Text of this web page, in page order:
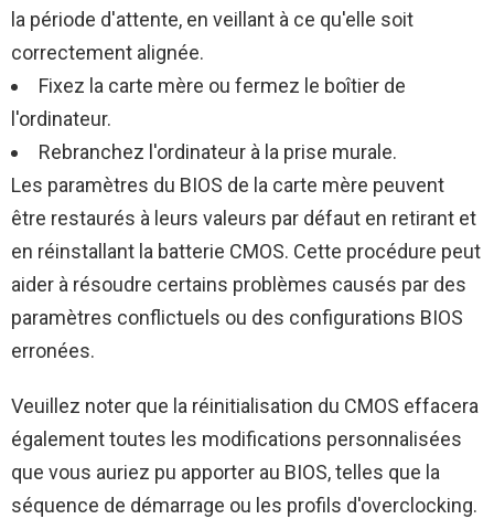
la période d'attente, en veillant à ce qu'elle soit
correctement alignée.
Fixez la carte mère ou fermez le boîtier de
l'ordinateur.
Rebranchez l'ordinateur à la prise murale.
Les paramètres du BIOS de la carte mère peuvent
être restaurés à leurs valeurs par défaut en retirant et
en réinstallant la batterie CMOS. Cette procédure peut
aider à résoudre certains problèmes causés par des
paramètres conflictuels ou des configurations BIOS
erronées.
Veuillez noter que la réinitialisation du CMOS effacera
également toutes les modifications personnalisées
que vous auriez pu apporter au BIOS, telles que la
séquence de démarrage ou les profils d'overclocking.